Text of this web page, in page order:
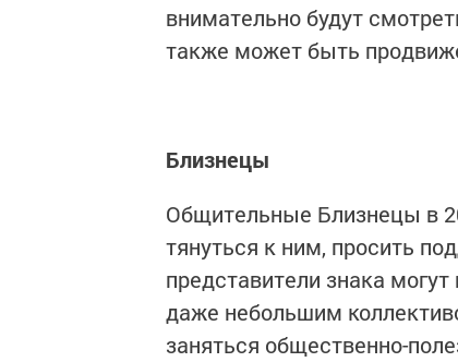
внимательно будут
также может быть
Близнецы
Общительные Близнецы в
тянуться к ним, просить
представители знака
даже небольшим
заняться общественно-